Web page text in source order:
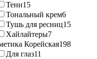
Тени15
Тональный крем6
Тушь для ресниц15
Хайлайтеры7
Корейская198
Для глаз11